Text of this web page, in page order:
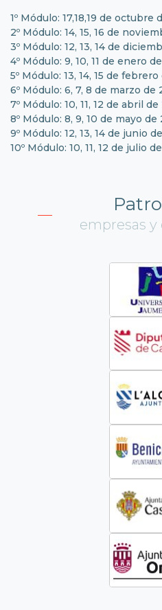
1º Módulo: 17,18,19 de octubre
2º Módulo: 14, 15, 16 de
3º Módulo: 12, 13, 14 de
4º Módulo: 9, 10, 11 de enero
5º Módulo: 13, 14, 15 de febrero
6º Módulo: 6, 7, 8 de marzo de
7º Módulo: 10, 11, 12 de abril de
8º Módulo: 8, 9, 10 de mayo de
9º Módulo: 12, 13, 14 de junio
10º Módulo: 10, 11, 12 de julio
empresas